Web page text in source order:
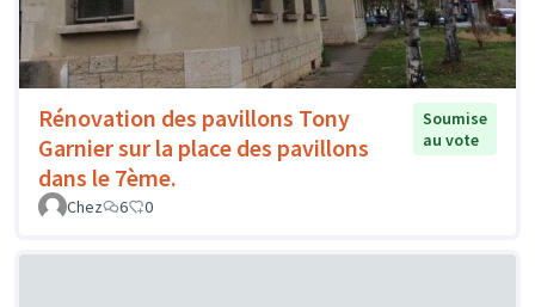
Rénovation des pavillons Tony
Garnier sur la place des pavillons
dans le 7ème.
Soumise
au vote
Chez 6 0